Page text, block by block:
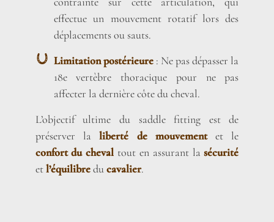
effectue un mouvement rotatif lors des
déplacements ou sauts.
Limitation postérieure: Ne pas dépasser la
18e vertèbre thoracique pour ne pas
affecter la dernière côte du cheval.
L’objectif ultime du saddle fitting est de
préserver laliberté de mouvementet le
confort du cheval tout en assurant lasécurité
etl’équilibreducavalier.